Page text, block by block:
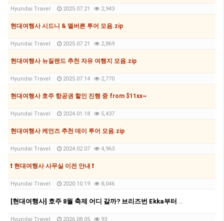
Hyundai Travel 2025.07.21 2,943
현대여행사 시드니 & 멜버른 투어 모음.zip
Hyundai Travel 2025.07.21 2,869
현대여행사 뉴질랜드 추천 자유 여행지 모음.zip
Hyundai Travel 2025.07.14 2,770
현대여행사 호주 항공권 할인 진행 중 from $11xx~
Hyundai Travel 2024.01.18 5,437
현대여행사 케언즈 추천 데이 투어 모음.zip
Hyundai Travel 2024.02.07 4,963
❗ 현대여행사 사무실 이전 안내 ❗
Hyundai Travel 2020.10.19 8,046
Hyundai Travel 2026.08.05 93